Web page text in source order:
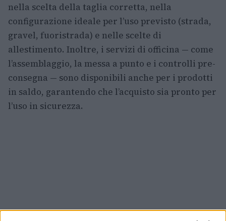
nella scelta della taglia corretta, nella
configurazione ideale per l’uso previsto (strada,
gravel, fuoristrada) e nelle scelte di
allestimento. Inoltre, i servizi di officina — come
l’assemblaggio, la messa a punto e i controlli pre-
consegna — sono disponibili anche per i prodotti
in saldo, garantendo che l’acquisto sia pronto per
l’uso in sicurezza.